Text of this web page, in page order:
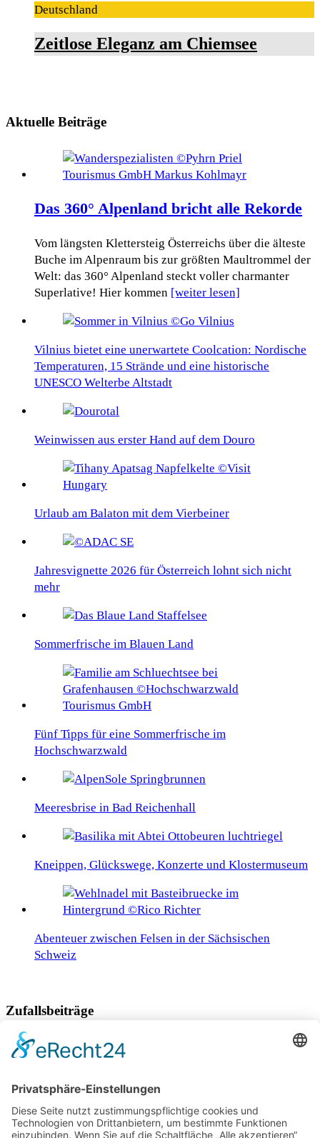
Deutschland
Zeitlose Eleganz am Chiemsee
Aktuelle Beiträge
Das 360° Alpenland bricht alle Rekorde
Vom längsten Klettersteig Österreichs über die älteste
Buche im Alpenraum bis zur größten Maultrommel der
Welt: das 360° Alpenland steckt voller charmanter
Superlative! Hier kommen [weiter lesen]
Vilnius bietet eine unerwartete Coolcation: Nordische
Temperaturen, 15 Strände und eine historische
UNESCO Welterbe Altstadt
Weinwissen aus erster Hand auf dem Douro
Urlaub am Balaton mit dem Vierbeiner
Jahresvignette 2026 für Österreich lohnt sich nicht
mehr
Sommerfrische im Blauen Land
Fünf Tipps für eine Sommerfrische im
Hochschwarzwald
Meeresbrise in Bad Reichenhall
Kneippen, Glückswege, Konzerte und Klostermuseum
Abenteuer zwischen Felsen in der Sächsischen
Schweiz
Zufallsbeiträge
Luxusurlaub für vierbeinige VIPs in Dresden